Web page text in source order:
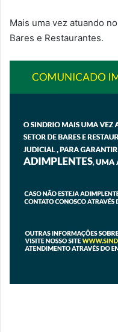
Mais uma vez atuando
Bares e Restaurantes.